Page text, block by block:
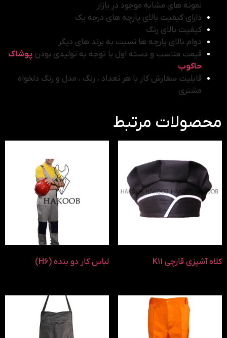
نمونه های مشابه موجود در بازار
دارای کیفیت بالای پارچه های درجه یک
کیفیت بالای رنگ
دوام بالای پارچه ها نسبت به برند های دیگر
قیمت مناسب و دسته اول با توجه به تولیدی بودن پوشاک
حاکوب
قابلیت سفارش کار با هر تعداد ، رنگ ، مدل و رنگ دلخواه
مشتری
محصولات مرتبط
کلاه آشپزی قارچی K11 لباس کار دو بنده (H6)